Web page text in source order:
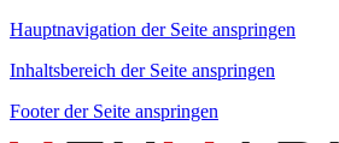
Hauptnavigation der Seite anspringen
Inhaltsbereich der Seite anspringen
Footer der Seite anspringen